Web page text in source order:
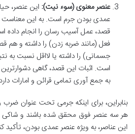
عنصر معنوی (سوء نیت): این عنصر،
عمدی بودن جرم است. به این معناست
قصد، عمل آسیب رسان را انجام داده
فعل (مانند ضربه زدن) را داشته و هم
جسمانی) را داشته یا لااقل نسبت به
است. اثبات این قصد، گاهی
به جمع آوری تمامی قرائن و امارات
بنابراین، برای اینکه جرمی تحت عنوان ضرب
هر سه عنصر فوق محقق شده باشند و شاکی
این عناصر، به ویژه عنصر عمدی بودن، تأکید